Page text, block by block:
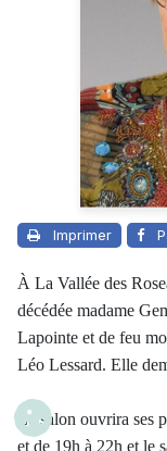
Imprimer
À La Vallée des
décédée madame
Lapointe et de feu
Léo Lessard. Elle
Le salon ouvrira ses
et de 19h à 22h et le